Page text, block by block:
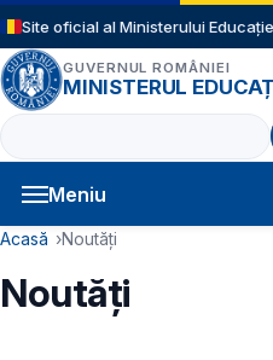
Sari la conținutul principal
Site oficial al Ministerului
GUVERNUL ROMÂNIEI
MINISTERUL
Caută
Meniu
Navigație principală
Cale de navigare
Acasă Noutăți
Noutăți